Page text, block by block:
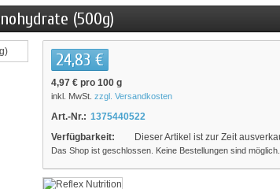
(500g)
24,83 €
4,97 € pro 100 g
inkl. MwSt. zzgl. Versandkosten
Art.-Nr.: 1375440522
Verfügbarkeit:
Dieser Artikel ist zur Zeit
Das Shop ist geschlossen. Keine Bestellungen sind möglich.